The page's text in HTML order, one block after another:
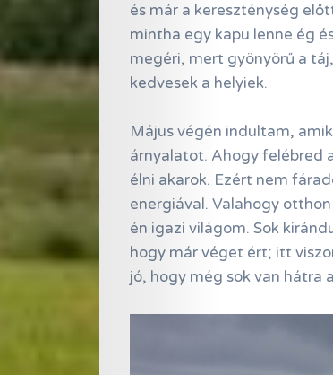
és már a kereszténység
mintha egy kapu lenne ég
megéri, mert gyönyörű a
kedvesek a helyiek.
Május végén indultam,
árnyalatot. Ahogy felébred
élni akarok. Ezért nem
energiával. Valahogy
én igazi világom. Sok
hogy már véget ért; itt
jó, hogy még sok van hátra